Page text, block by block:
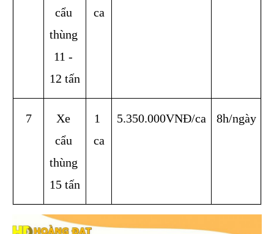
cẩu
thùng
11 -
12 tấn
ca
7
Xe
cẩu
thùng
15 tấn
1
ca
5.350.000VNĐ/ca 8h/ngày